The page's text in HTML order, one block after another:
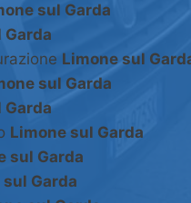
sul Garda
Garda
Limone sul
sul Garda
Garda
Limone sul Garda
sul Garda
Garda